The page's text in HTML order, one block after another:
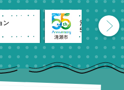
ン
清瀬市
55周年記念